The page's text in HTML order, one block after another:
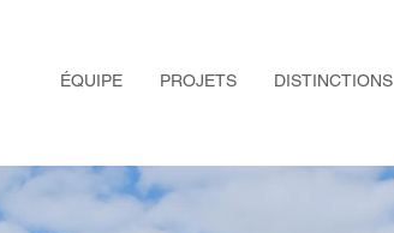
ÉQUIPE PROJETS DISTINCTIONS